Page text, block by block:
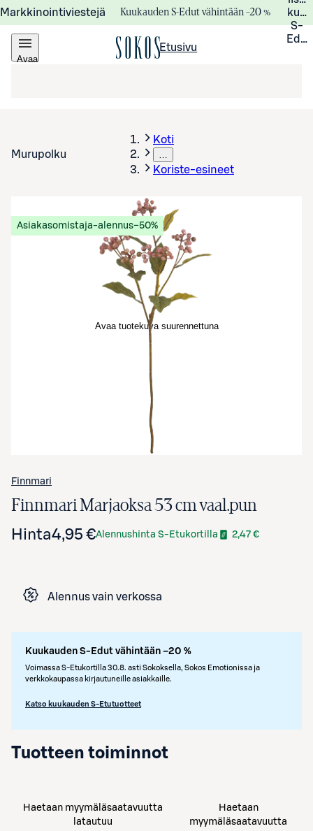
Markkinointiviestejä Kuukauden S-Edut vähintään –20 %
S-
Avaa
Etusivu
Murupolku
Koti
…
Koriste-esineet
Avaa tuotekuva suurennettuna
Asiakasomistaja-alennus−50%
Finnmari
Finnmari Marjaoksa 53 cm vaal.pun
Hinta4,95 €Alennushinta S-Etukortilla 2,47 €
Alennus vain verkossa
Kuukauden S-Edut vähintään –20 %
Voimassa S-Etukortilla 30.8. asti Sokoksella, Sokos Emotionissa ja
verkkokaupassa kirjautuneille asiakkaille.
Katso kuukauden S-Etutuotteet
Tuotteen toiminnot
Haetaan myymäläsaatavuutta
latautuu
Haetaan
myymäläsaatavuutta